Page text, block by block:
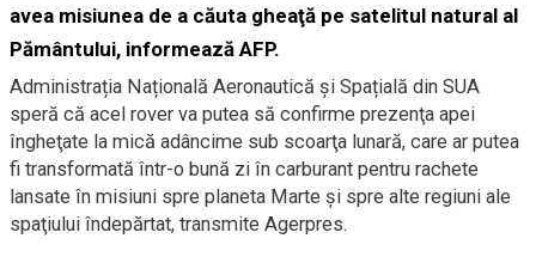
avea misiunea de a căuta gheaţă pe satelitul natural al
Pământului, informează AFP.
Administrația Națională Aeronautică și Spațială din SUA
speră că acel rover va putea să confirme prezenţa apei
îngheţate la mică adâncime sub scoarţa lunară, care ar putea
fi transformată într-o bună zi în carburant pentru rachete
lansate în misiuni spre planeta Marte şi spre alte regiuni ale
spaţiului îndepărtat, transmite Agerpres.